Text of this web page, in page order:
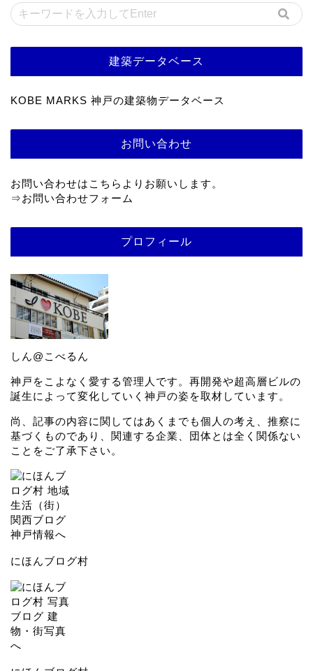
建築データベース
KOBE MARKS 神戸の建築物データベース
お問い合わせ
お問い合わせはこちらよりお願いします。
⇒お問い合わせフォーム
プロフィール
しん@こべるん
神戸をこよなく愛する管理人です。再開発や超高層ビルの
誕生によって変化していく神戸の姿を取材しています。
尚、記事の内容に関してはあくまでも個人の考え、推察に
基づくものであり、関連する企業、団体とは全く関係ない
ことをご了承下さい。
にほんブログ村